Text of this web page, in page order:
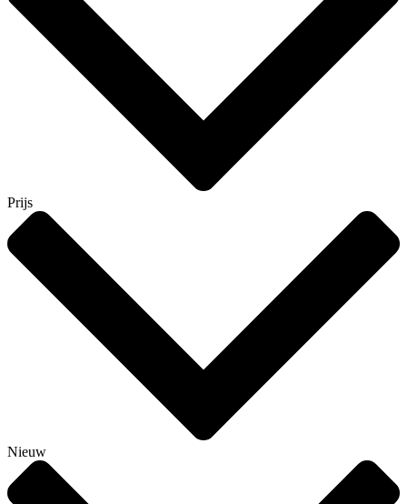
Prijs
Nieuw